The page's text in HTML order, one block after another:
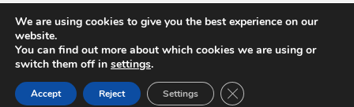
© 2026 All Rights Reserved
We are using cookies to give you the best experience on our
website.
You can find out more about which cookies we are using or
switch them off in settings.
Accept Reject Settings Close GDPR Cookie